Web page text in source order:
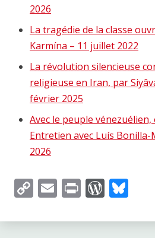
2026
La tragédie de la classe
Karmína – 11 juillet 2022
La révolution silencieuse
religieuse en Iran, par
février 2025
Avec le peuple
Entretien avec Luís
2026
CopyEmailPrint